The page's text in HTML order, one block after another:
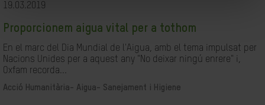
19.03.2019
Proporcionem aigua vital per a tothom
En el marc del Dia Mundial de l'Aigua, amb el tema impulsat per
Nacions Unides per a aquest any "No deixar ningú enrere" i,
Oxfam recorda...
Acció Humanitària- Aigua- Sanejament i Higiene